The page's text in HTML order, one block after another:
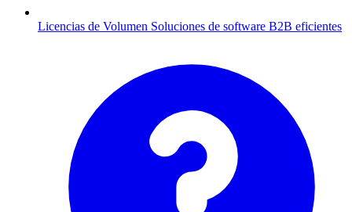
Licencias de Volumen Soluciones de software B2B eficientes